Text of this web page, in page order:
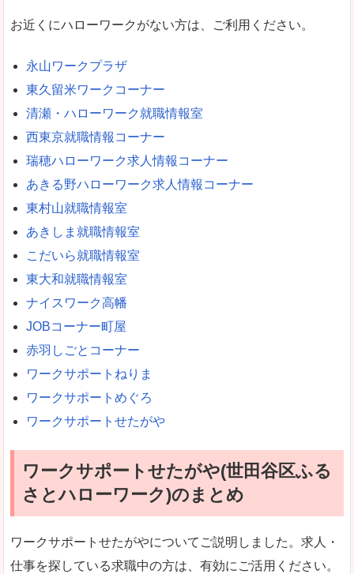
お近くにハローワークがない方は、ご利用ください。
永山ワークプラザ
東久留米ワークコーナー
清瀬・ハローワーク就職情報室
西東京就職情報コーナー
瑞穂ハローワーク求人情報コーナー
あきる野ハローワーク求人情報コーナー
東村山就職情報室
あきしま就職情報室
こだいら就職情報室
東大和就職情報室
ナイスワーク高幡
JOBコーナー町屋
赤羽しごとコーナー
ワークサポートねりま
ワークサポートめぐろ
ワークサポートせたがや
ワークサポートせたがや(世田谷区ふる
さとハローワーク)のまとめ
ワークサポートせたがやについてご説明しました。求人・
仕事を探している求職中の方は、有効にご活用ください。